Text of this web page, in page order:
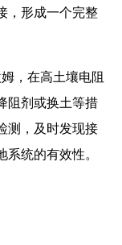
，形成一个完整
，在高土壤电阻
阻剂或换土等措
测，及时发现接
统的有效性。